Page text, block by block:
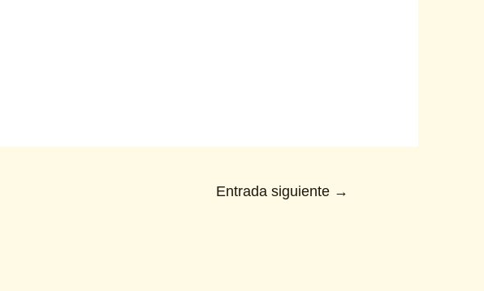
Entrada siguiente →